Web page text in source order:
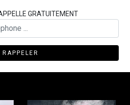
GRATUITEMENT